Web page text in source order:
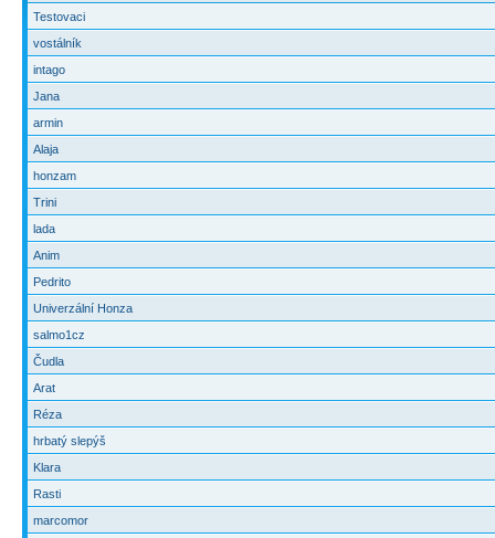
Testovaci
vostálník
intago
Jana
armin
Alaja
honzam
Trini
lada
Anim
Pedrito
Univerzální Honza
salmo1cz
Čudla
Arat
Réza
hrbatý slepýš
Klara
Rasti
marcomor